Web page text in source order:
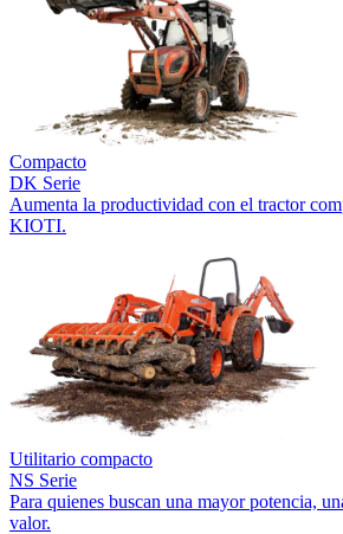
Compacto
DK Serie
Aumenta la productividad con el tractor
KIOTI.
Utilitario compacto
NS Serie
Para quienes buscan una mayor potencia,
valor.